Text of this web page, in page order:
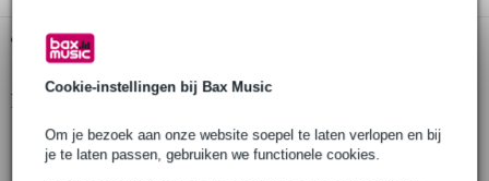
Cookie-instellingen bij Bax Music
Om je bezoek aan onze website soepel te laten verlopen en bij
je te laten passen, gebruiken we functionele cookies.
Gratis ophalen in de winkel
Productinformatie
ronde hijsband
merk: SHZ